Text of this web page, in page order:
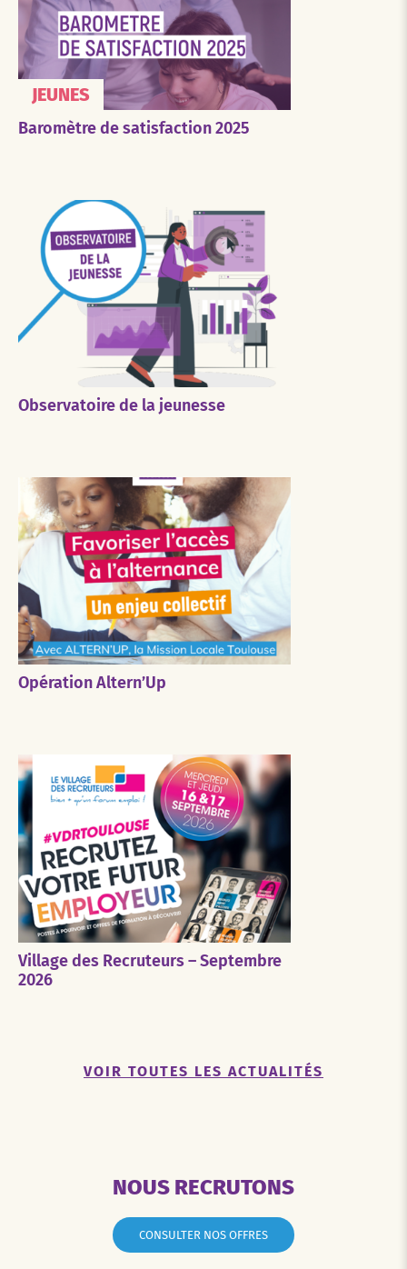
JEUNES
Baromètre de satisfaction 2025
Observatoire de la jeunesse
Opération Altern’Up
Village des Recruteurs – Septembre
2026
VOIR TOUTES LES ACTUALITÉS
NOUS RECRUTONS
CONSULTER NOS OFFRES